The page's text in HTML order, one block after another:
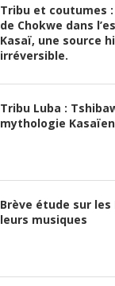
Tribu et coutumes
de Chokwe dans
Kasaï, une source
irréversible.
Tribu Luba :
mythologie
Brève étude sur
leurs musiques